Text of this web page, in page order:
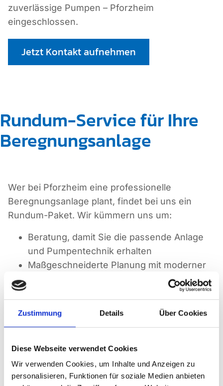
Zustimmung Details Über Cookies
Diese Webseite verwendet Cookies
Wir verwenden Cookies, um Inhalte und Anzeigen zu
personalisieren, Funktionen für soziale Medien anbieten
zuverlässige Pumpen – Pforzheim
eingeschlossen.
Jetzt Kontakt aufnehmen
Rundum-Service für Ihre
Beregnungsanlage
Wer bei Pforzheim eine professionelle
Beregnungsanlage plant, findet bei uns ein
Rundum-Paket. Wir kümmern uns um:
Beratung, damit Sie die passende Anlage
und Pumpentechnik erhalten
Maßgeschneiderte Planung mit moderner
Fachgerechte Installation und präzise
Laufende Wartung, Reparaturen und
Hochwertige Produkte wie Regner, Rohre,
Fittinge und natürlich Pumpen